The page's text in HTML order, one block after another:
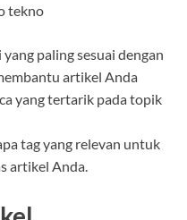
tekno
paling sesuai dengan
artikel Anda
yang tertarik pada topik
tag yang relevan untuk
artikel Anda.